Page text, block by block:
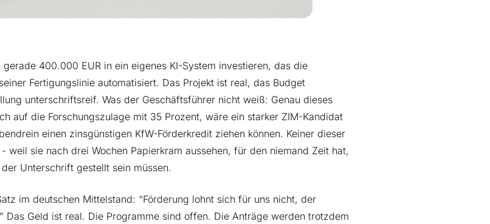
400.000 EUR in ein eigenes KI-System investieren, das die
Fertigungslinie automatisiert. Das Projekt ist real, das Budget
unterschriftsreif. Was der Geschäftsführer nicht weiß: Genau dieses
auf die Forschungszulage mit 35 Prozent, wäre ein starker ZIM-Kandidat
einen zinsgünstigen KfW-Förderkredit ziehen können. Keiner dieser
weil sie nach drei Wochen Papierkram aussehen, für den niemand Zeit hat,
Unterschrift gestellt sein müssen.
im deutschen Mittelstand: “Förderung lohnt sich für uns nicht, der
Das Geld ist real. Die Programme sind offen. Die Anträge werden trotzdem